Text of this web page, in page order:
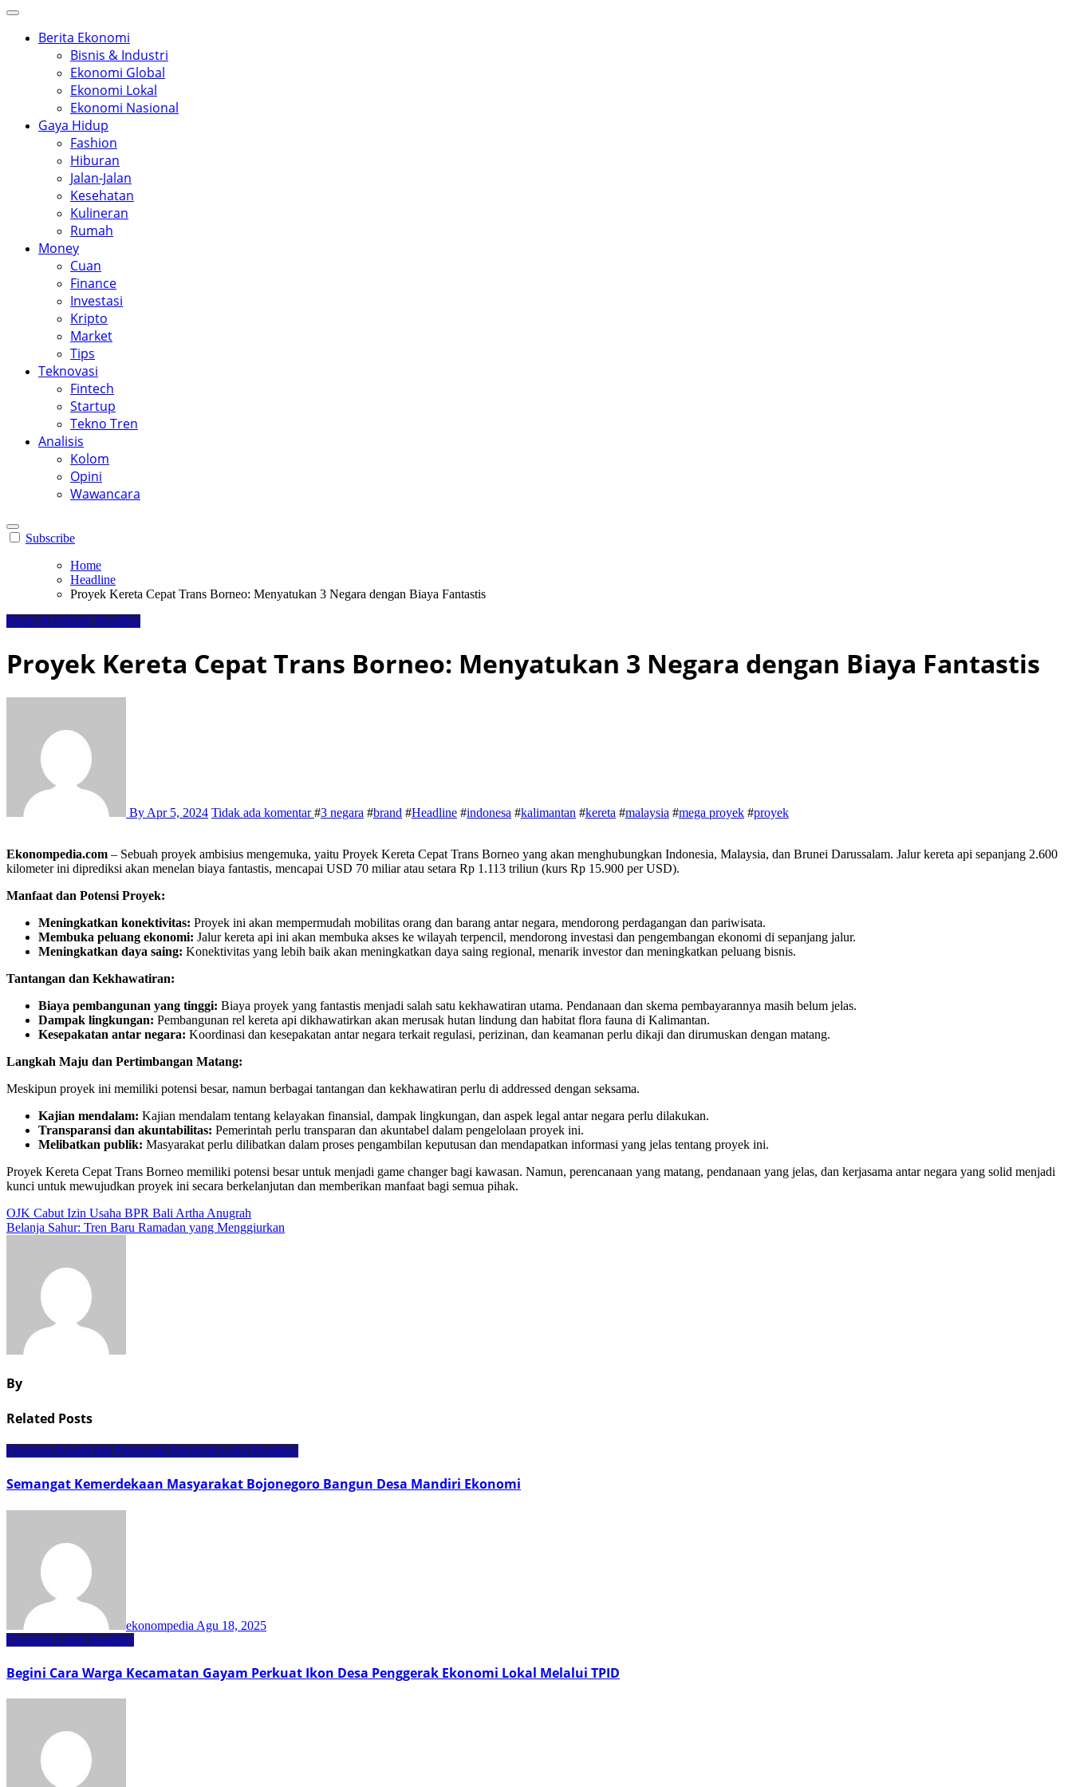
Berita Ekonomi
Bisnis & Industri
Ekonomi Global
Ekonomi Lokal
Ekonomi Nasional
Gaya Hidup
Fashion
Hiburan
Jalan-Jalan
Kesehatan
Kulineran
Rumah
Money
Cuan
Finance
Investasi
Kripto
Market
Tips
Teknovasi
Fintech
Startup
Tekno Tren
Analisis
Kolom
Opini
Wawancara
Subscribe
Home
Headline
Proyek Kereta Cepat Trans Borneo: Menyatukan 3 Negara dengan Biaya Fantastis
Bisnis & Industri Headline
Proyek Kereta Cepat Trans Borneo: Menyatukan 3 Negara dengan Biaya Fantastis
By Apr 5, 2024 Tidak ada komentar#3 negara #brand #Headline #indonesa #kalimantan #kereta #malaysia #mega proyek #proyek
Ekonompedia.com – Sebuah proyek ambisius mengemuka, yaitu Proyek Kereta Cepat Trans Borneo yang akan menghubungkan Indonesia, Malaysia, dan Brunei Darussalam. Jalur kereta api sepanjang 2.600
kilometer ini diprediksi akan menelan biaya fantastis, mencapai USD 70 miliar atau setara Rp 1.113 triliun (kurs Rp 15.900 per USD).
Manfaat dan Potensi Proyek:
Meningkatkan konektivitas: Proyek ini akan mempermudah mobilitas orang dan barang antar negara, mendorong perdagangan dan pariwisata.
Membuka peluang ekonomi: Jalur kereta api ini akan membuka akses ke wilayah terpencil, mendorong investasi dan pengembangan ekonomi di sepanjang jalur.
Meningkatkan daya saing: Konektivitas yang lebih baik akan meningkatkan daya saing regional, menarik investor dan meningkatkan peluang bisnis.
Tantangan dan Kekhawatiran:
Biaya pembangunan yang tinggi: Biaya proyek yang fantastis menjadi salah satu kekhawatiran utama. Pendanaan dan skema pembayarannya masih belum jelas.
Dampak lingkungan: Pembangunan rel kereta api dikhawatirkan akan merusak hutan lindung dan habitat flora fauna di Kalimantan.
Kesepakatan antar negara: Koordinasi dan kesepakatan antar negara terkait regulasi, perizinan, dan keamanan perlu dikaji dan dirumuskan dengan matang.
Langkah Maju dan Pertimbangan Matang:
Meskipun proyek ini memiliki potensi besar, namun berbagai tantangan dan kekhawatiran perlu di addressed dengan seksama.
Kajian mendalam: Kajian mendalam tentang kelayakan finansial, dampak lingkungan, dan aspek legal antar negara perlu dilakukan.
Transparansi dan akuntabilitas: Pemerintah perlu transparan dan akuntabel dalam pengelolaan proyek ini.
Melibatkan publik: Masyarakat perlu dilibatkan dalam proses pengambilan keputusan dan mendapatkan informasi yang jelas tentang proyek ini.
Proyek Kereta Cepat Trans Borneo memiliki potensi besar untuk menjadi game changer bagi kawasan. Namun, perencanaan yang matang, pendanaan yang jelas, dan kerjasama antar negara yang solid menjadi
kunci untuk mewujudkan proyek ini secara berkelanjutan dan memberikan manfaat bagi semua pihak.
Navigasi
OJK Cabut Izin Usaha BPR Bali Artha Anugrah
Belanja Sahur: Tren Baru Ramadan yang Menggiurkan
By
Related Posts
Ekonomi Kreatif dan Pariwisata Ekonomi Lokal Headline
Semangat Kemerdekaan Masyarakat Bojonegoro Bangun Desa Mandiri Ekonomi
ekonompedia Agu 18, 2025
Ekonomi Lokal Headline
Begini Cara Warga Kecamatan Gayam Perkuat Ikon Desa Penggerak Ekonomi Lokal Melalui TPID